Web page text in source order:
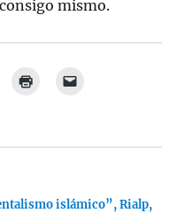
mismo.
islámico”, Rialp,